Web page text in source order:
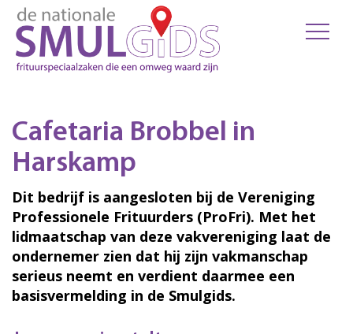
Cafetaria Brobbel in
Harskamp
Dit bedrijf is aangesloten bij de Vereniging
Professionele Frituurders (ProFri). Met het
lidmaatschap van deze vakvereniging laat de
ondernemer zien dat hij zijn vakmanschap
serieus neemt en verdient daarmee een
basisvermelding in de Smulgids.